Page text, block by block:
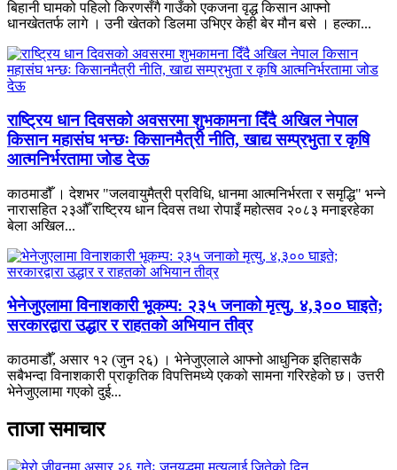
बिहानी घामको पहिलो किरणसँगै गाउँको एकजना वृद्ध किसान आफ्नो
धानखेततर्फ लागे । उनी खेतको डिलमा उभिएर केही बेर मौन बसे । हल्का...
राष्ट्रिय धान दिवसको अवसरमा शुभकामना दिँदै अखिल नेपाल
किसान महासंघ भन्छः किसानमैत्री नीति, खाद्य सम्प्रभुता र कृषि
आत्मनिर्भरतामा जोड देऊ
काठमाडौँ । देशभर "जलवायुमैत्री प्रविधि, धानमा आत्मनिर्भरता र समृद्धि" भन्ने
नारासहित २३औँ राष्ट्रिय धान दिवस तथा रोपाइँ महोत्सव २०८३ मनाइरहेका
बेला अखिल...
भेनेजुएलामा विनाशकारी भूकम्प: २३५ जनाको मृत्यु, ४,३०० घाइते;
सरकारद्वारा उद्धार र राहतको अभियान तीव्र
काठमाडौँ, असार १२ (जुन २६) । भेनेजुएलाले आफ्नो आधुनिक इतिहासकै
सबैभन्दा विनाशकारी प्राकृतिक विपत्तिमध्ये एकको सामना गरिरहेको छ। उत्तरी
भेनेजुएलामा गएको दुई...
ताजा समाचार